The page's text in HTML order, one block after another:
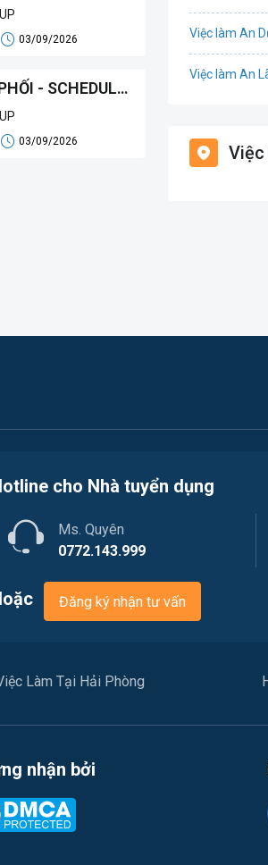
03/09/2026
- SCHEDULE
03/09/2026
Văn Phòng
Luật
Nhân sự
Nông - Lâm -
Quản lý chất
Vận chuyển /
Việc làm An
Việc làm An
Việc làm Cát
Việc làm Bạch
Việc làm Lưu
Việc làm Lê
Việc làm An
Việc làm Phù
Việc làm
cho Nhà tuyển dụng
Ms. Quyên
0772.143.999
Đăng ký nhận tư vấn
Làm Tại Hải Phòng
nhận bởi